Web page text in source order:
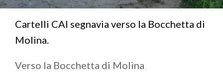
Cartelli CAI segnavia verso la Bocchetta di
Molina.
Verso la Bocchetta di Molina